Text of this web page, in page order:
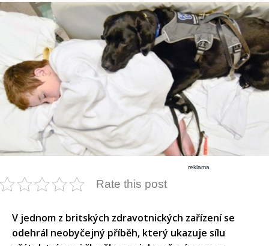
reklama
Rate this post
V jednom z britských zdravotnických zařízení se
odehrál neobyčejný příběh, který ukazuje sílu